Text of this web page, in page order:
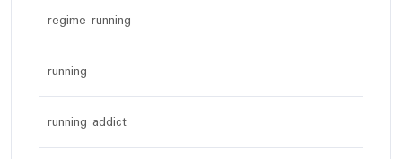
regime running
running
running addict